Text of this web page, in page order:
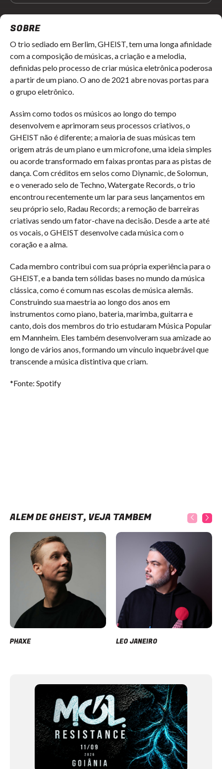
SOBRE
O trio sediado em Berlim, GHEIST, tem uma longa afinidade
com a composição de músicas, a criação e a melodia,
definidas pelo processo de criar música eletrônica poderosa
a partir de um piano. O ano de 2021 abre novas portas para
o grupo eletrônico.
Assim como todos os músicos ao longo do tempo
desenvolvem e aprimoram seus processos criativos, o
GHEIST não é diferente; a maioria de suas músicas tem
origem atrás de um piano e um microfone, uma ideia simples
ou acorde transformado em faixas prontas para as pistas de
dança. Com créditos em selos como Diynamic, de Solomun,
e o venerado selo de Techno, Watergate Records, o trio
encontrou recentemente um lar para seus lançamentos em
seu próprio selo, Radau Records; a remoção de barreiras
criativas sendo um fator-chave na decisão. Desde a arte até
os vocais, o GHEIST desenvolve cada música com o
coração e a alma.
Cada membro contribui com sua própria experiência para o
GHEIST, e a banda tem sólidas bases no mundo da música
clássica, como é comum nas escolas de música alemãs.
Construindo sua maestria ao longo dos anos em
instrumentos como piano, bateria, marimba, guitarra e
canto, dois dos membros do trio estudaram Música Popular
em Mannheim. Eles também desenvolveram sua amizade ao
longo de vários anos, formando um vínculo inquebrável que
transcende a música distintiva que criam.
*Fonte: Spotify
ALÉM DE GHEIST, VEJA TAMBÉM
PHAXE LEO JANEIRO